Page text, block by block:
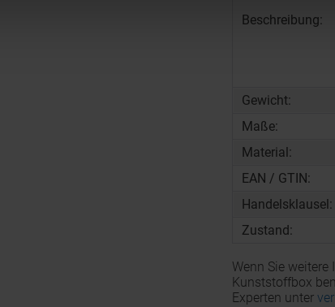
Beschreibung:
Gewicht:
Maße:
Material:
EAN / GTIN:
Handelsklausel:
Zustand:
Wenn Sie
Kunststoffbox
Experten unter